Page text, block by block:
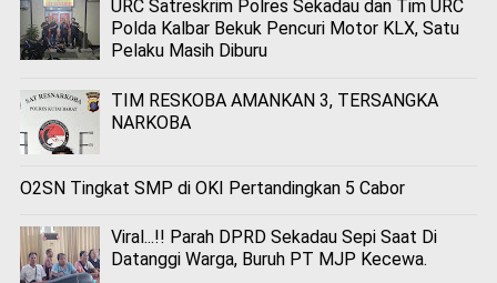
URC Satreskrim Polres Sekadau dan Tim URC
Polda Kalbar Bekuk Pencuri Motor KLX, Satu
Pelaku Masih Diburu
TIM RESKOBA AMANKAN 3, TERSANGKA
NARKOBA
O2SN Tingkat SMP di OKI Pertandingkan 5 Cabor
Viral...!! Parah DPRD Sekadau Sepi Saat Di
Datanggi Warga, Buruh PT MJP Kecewa.